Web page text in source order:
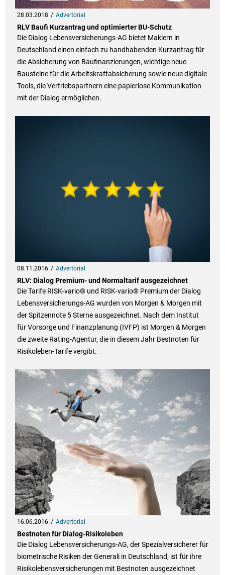
28.03.2018 Advertorial
RLV Baufi Kurzantrag und optimierter BU-Schutz
Die Dialog Lebensversicherungs-AG bietet Maklern in
Deutschland einen einfach zu handhabenden Kurzantrag für
die Absicherung von Baufinanzierungen, wichtige neue
Bausteine für die Arbeitskraftabsicherung sowie neue digitale
Tools, die Vertriebspartnern eine papierlose Kommunikation
mit der Dialog ermöglichen.
08.11.2016 Advertorial
RLV: Dialog Premium- und Normaltarif ausgezeichnet
Die Tarife RISK-vario® und RISK-vario® Premium der Dialog
Lebensversicherungs-AG wurden von Morgen & Morgen mit
der Spitzennote 5 Sterne ausgezeichnet. Nach dem Institut
für Vorsorge und Finanzplanung (IVFP) ist Morgen & Morgen
die zweite Rating-Agentur, die in diesem Jahr Bestnoten für
Risikoleben-Tarife vergibt.
16.06.2016 Advertorial
Bestnoten für Dialog-Risikoleben
Die Dialog Lebensversicherungs-AG, der Spezialversicherer für
biometrische Risiken der Generali in Deutschland, ist für ihre
Risikolebensversicherungen mit Bestnoten ausgezeichnet